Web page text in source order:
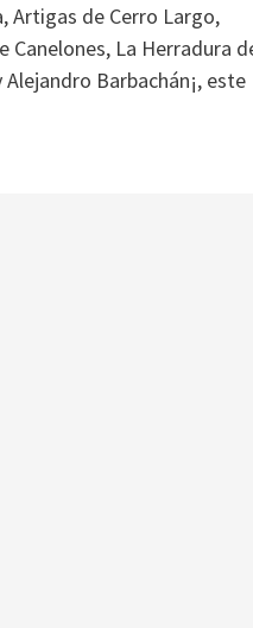
Artigas de Cerro Largo,
Canelones, La Herradura
Barbachán¡, este